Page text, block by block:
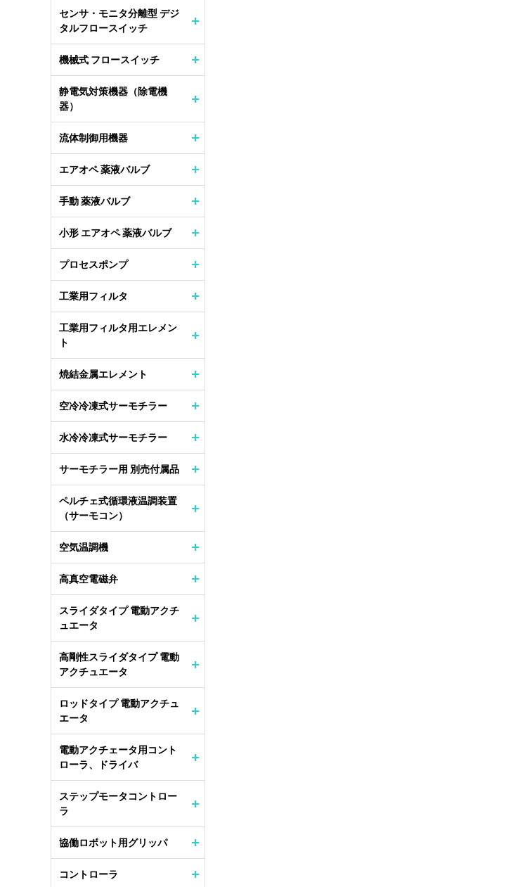
センサ・モニタ分離型 デジ
タルフロースイッチ
機械式 フロースイッチ
静電気対策機器（除電機
器）
流体制御用機器
エアオペ 薬液バルブ
手動 薬液バルブ
小形 エアオペ 薬液バルブ
プロセスポンプ
工業用フィルタ
工業用フィルタ用エレメン
ト
焼結金属エレメント
空冷冷凍式サーモチラー
水冷冷凍式サーモチラー
サーモチラー用 別売付属品
ペルチェ式循環液温調装置
（サーモコン）
空気温調機
高真空電磁弁
スライダタイプ 電動アクチ
ュエータ
高剛性スライダタイプ 電動
アクチュエータ
ロッドタイプ 電動アクチュ
エータ
電動アクチェータ用コント
ローラ、ドライバ
ステップモータコントロー
ラ
協働ロボット用グリッパ
コントローラ